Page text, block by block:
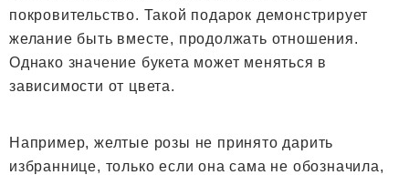
покровительство. Такой подарок демонстрирует
желание быть вместе, продолжать отношения.
Однако значение букета может меняться в
зависимости от цвета.
Например, желтые розы не принято дарить
избраннице, только если она сама не обозначила,